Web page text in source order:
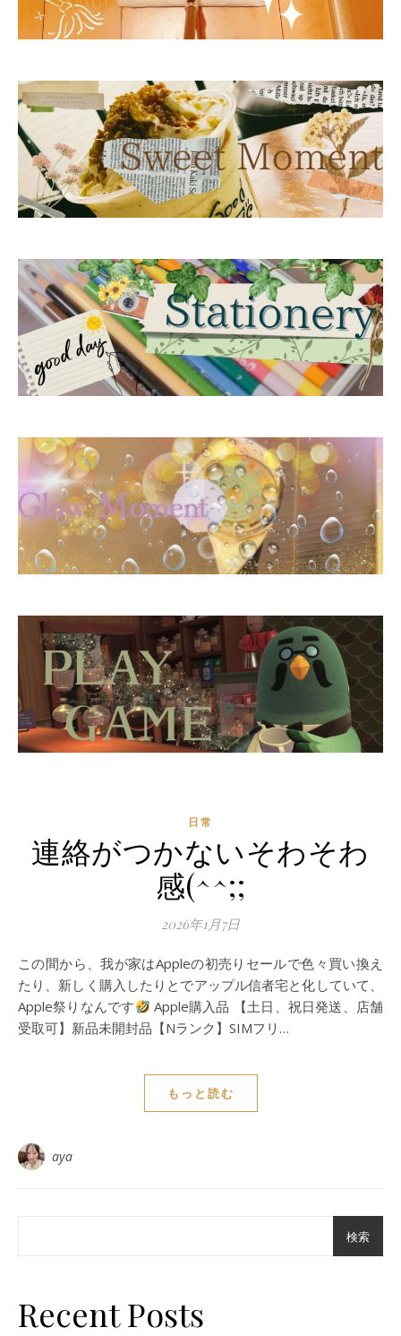
日常
連絡がつかないそわそわ
感(^^;;
2026年1月7日
この間から、我が家はAppleの初売りセールで色々買い換え
たり、新しく購入したりとでアップル信者宅と化していて、
Apple祭りなんです
Apple購入品 【土日、祝日発送、店舗
受取可】新品未開封品【Nランク】SIMフリ…
もっと読む
aya
検索
Recent Posts